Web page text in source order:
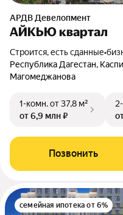
АРДВ Девелопмент
АЙКЬЮ квартал
Строится, есть сданные•
Республика Дагестан,
Магомеджанова
1-комн.от 37,8 м²
от 6,9 млн ₽
Позвонить
семейная ипотека от 6%